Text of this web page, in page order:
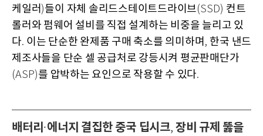
케일러 )들이 자체 솔리드스테이트드라이브(SSD) 컨트
롤러와 펌웨어 설비를 직접 설계하는 비중을 늘리고 있
다. 이는 단순한 완제품 구매 축소를 의미하며 , 한국 낸드
제조사들을 단순 셀 공급처로 강등시켜 평균판매단가
(ASP)를 압박하는 요인으로 작용할 수 있다.
배터리 ·에너지 결집한 중국 딥시크, 장비 규제 뚫을